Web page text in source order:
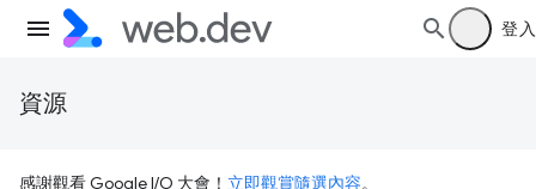
登入
資源
感謝觀看 Google I/O 大會！ 立即觀賞隨選內容。